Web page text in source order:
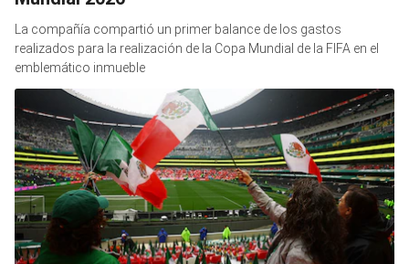
La compañía compartió un primer balance de los gastos
realizados para la realización de la Copa Mundial de la FIFA en el
emblemático inmueble